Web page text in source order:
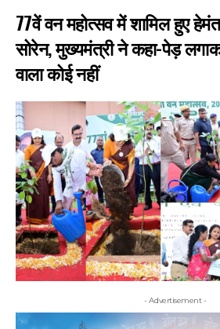
77वें वन महोत्सव में शामिल हुए
सोरेन, मुख्यमंत्री ने कहा-पेड़
वाला कोई नहीं
- Advertisement -